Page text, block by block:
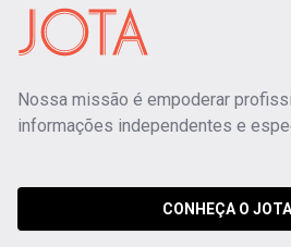
Nossa missão é empoderar
informações independentes e
CONHEÇA O